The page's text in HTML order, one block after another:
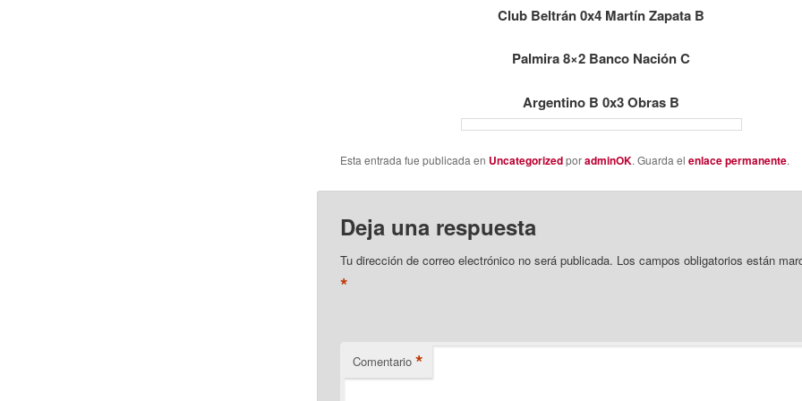
Club Beltrán 0x4 Martín Zapata B
Palmira 8×2 Banco Nación C
Argentino B 0x3 Obras B
Esta entrada fue publicada en UncategorizedporadminOK. Guarda el enlace permanente.
Deja una respuesta
Tu dirección de correo electrónico no será publicada. Los campos obligatorios están
*
Comentario *